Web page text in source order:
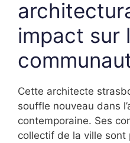
impact sur
Cette architecte
souffle nouveau dans
contemporaine. Ses
collectif de la ville sont